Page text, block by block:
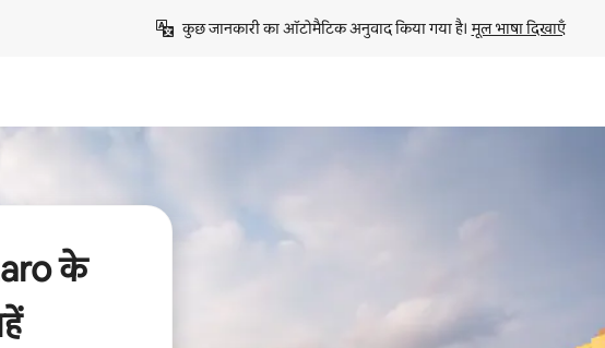
कुछ जानकारी का ऑटोमैटिक अनुवाद किया गया है। मूल भाषा दिखाएँ
के